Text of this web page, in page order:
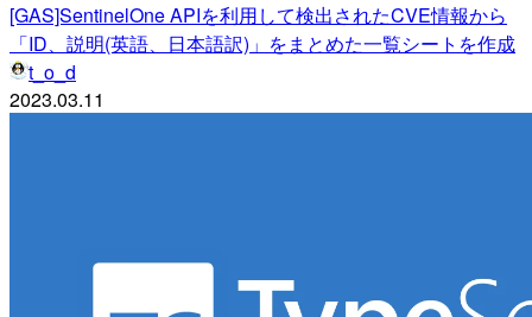
[GAS]SentinelOne APIを利用して検出されたCVE情報から
「ID、説明(英語、日本語訳)」をまとめた一覧シートを作成
t_o_d
2023.03.11